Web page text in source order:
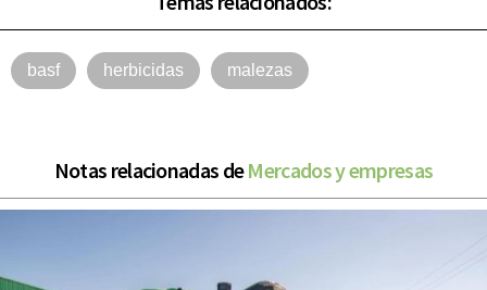
basf herbicidas malezas
Notas relacionadas deMercados y empresas